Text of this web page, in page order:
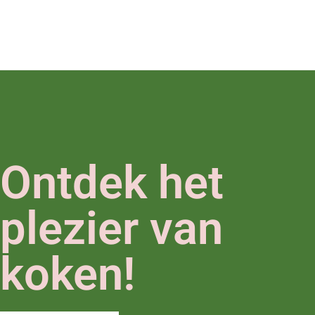
Ontdek het
plezier van
koken!